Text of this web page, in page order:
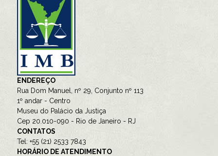
ENDEREÇO
Rua Dom Manuel, nº 29, Conjunto nº 113
1º andar - Centro
Museu do Palácio da Justiça
Cep 20.010-090 - Rio de Janeiro - RJ
CONTATOS
Tel: +55 (21) 2533 7843
HORÁRIO DE ATENDIMENTO